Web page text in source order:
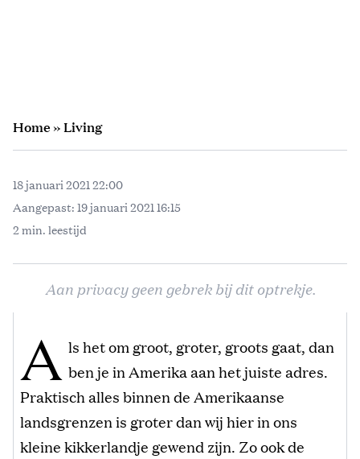
Home»Living
18 januari 2021 22:00
Aangepast: 19 januari 2021 16:15
2 min. leestijd
Aan privacy geen gebrek bij dit optrekje.
A ls het om groot, groter, groots gaat, dan
ben je in Amerika aan het juiste adres.
Praktisch alles binnen de Amerikaanse
landsgrenzen is groter dan wij hier in ons
kleine kikkerlandje gewend zijn. Zo ook de